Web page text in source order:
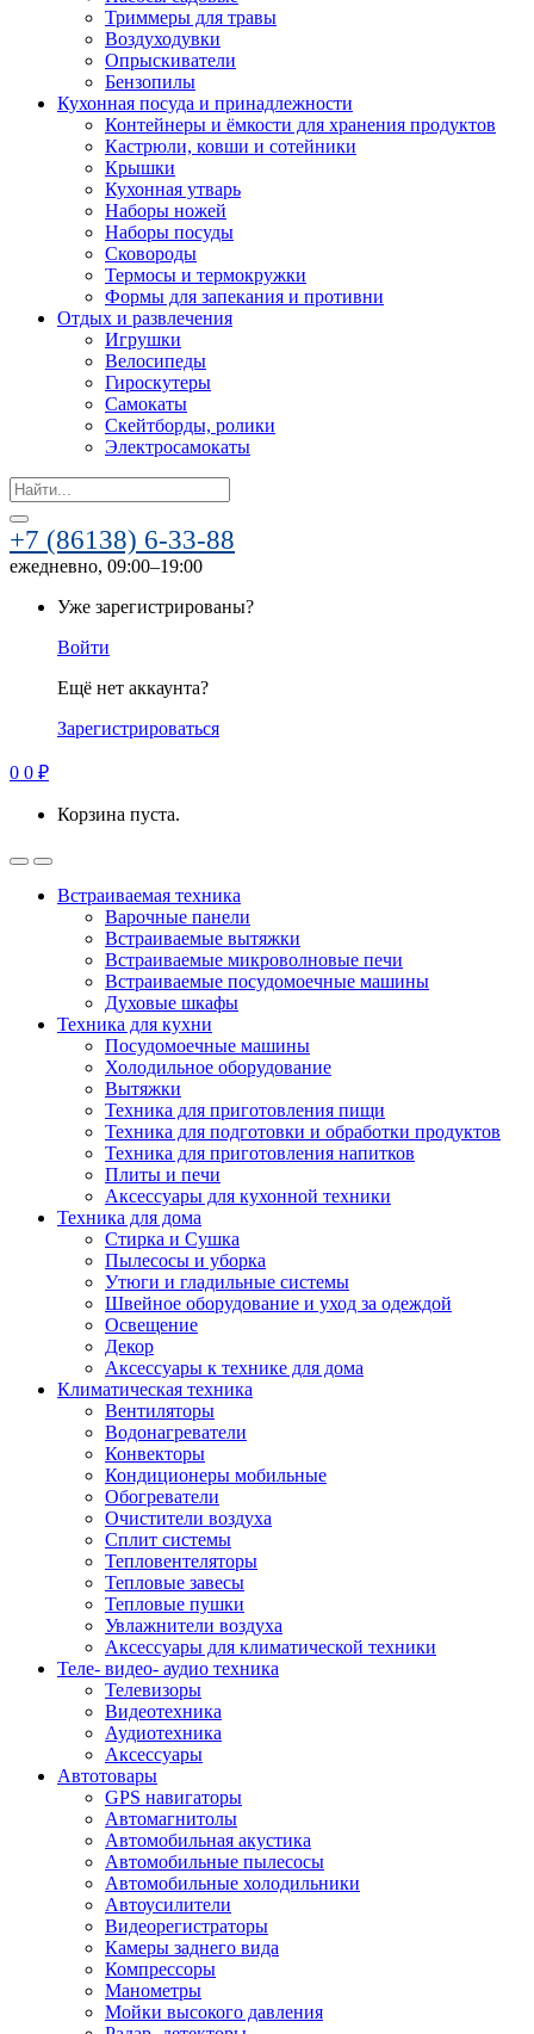
Триммеры для травы
Воздуходувки
Опрыскиватели
Бензопилы
Кухонная посуда и принадлежности
Контейнеры и ёмкости для хранения продуктов
Кастрюли, ковши и сотейники
Крышки
Кухонная утварь
Наборы ножей
Наборы посуды
Сковороды
Термосы и термокружки
Формы для запекания и противни
Отдых и развлечения
Игрушки
Велосипеды
Гироскутеры
Самокаты
Скейтборды, ролики
Электросамокаты
Search
for:
+7 (86138) 6-33-88
ежедневно, 09:00–19:00
Уже зарегистрированы?
Войти
Ещё нет аккаунта?
Зарегистрироваться
0 0 ₽
Корзина пуста.
Встраиваемая техника
Варочные панели
Встраиваемые вытяжки
Встраиваемые микроволновые печи
Встраиваемые посудомоечные машины
Духовые шкафы
Техника для кухни
Посудомоечные машины
Холодильное оборудование
Вытяжки
Техника для приготовления пищи
Техника для подготовки и обработки продуктов
Техника для приготовления напитков
Плиты и печи
Аксессуары для кухонной техники
Техника для дома
Стирка и Сушка
Пылесосы и уборка
Утюги и гладильные системы
Швейное оборудование и уход за одеждой
Освещение
Декор
Аксессуары к технике для дома
Климатическая техника
Вентиляторы
Водонагреватели
Конвекторы
Кондиционеры мобильные
Обогреватели
Очистители воздуха
Сплит системы
Тепловентеляторы
Тепловые завесы
Тепловые пушки
Увлажнители воздуха
Аксессуары для климатической техники
Теле- видео- аудио техника
Телевизоры
Видеотехника
Аудиотехника
Аксессуары
Автотовары
GPS навигаторы
Автомагнитолы
Автомобильная акустика
Автомобильные пылесосы
Автомобильные холодильники
Автоусилители
Видеорегистраторы
Камеры заднего вида
Компрессоры
Манометры
Мойки высокого давления